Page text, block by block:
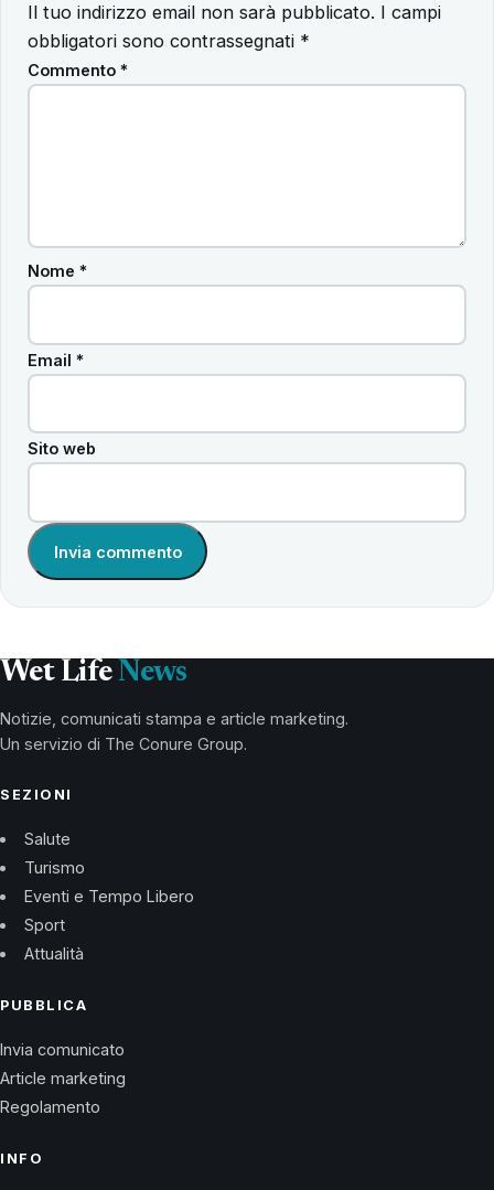
Il tuo indirizzo email non sarà pubblicato. I campi
obbligatori sono contrassegnati *
Commento *
Nome *
Email *
Sito web
Wet Life News
Notizie, comunicati stampa e article marketing.
Un servizio di The Conure Group.
SEZIONI
Salute
Turismo
Eventi e Tempo Libero
Sport
Attualità
PUBBLICA
Invia comunicato
Article marketing
Regolamento
INFO